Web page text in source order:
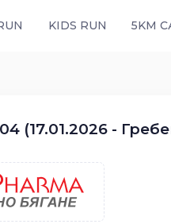
KIDS RUN 5KM
(17.01.2026 -